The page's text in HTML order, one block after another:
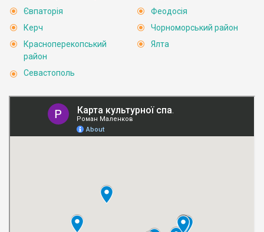
Євпаторія
Керч
Красноперекопський
район
Севастополь
Феодосія
Чорноморський район
Ялта